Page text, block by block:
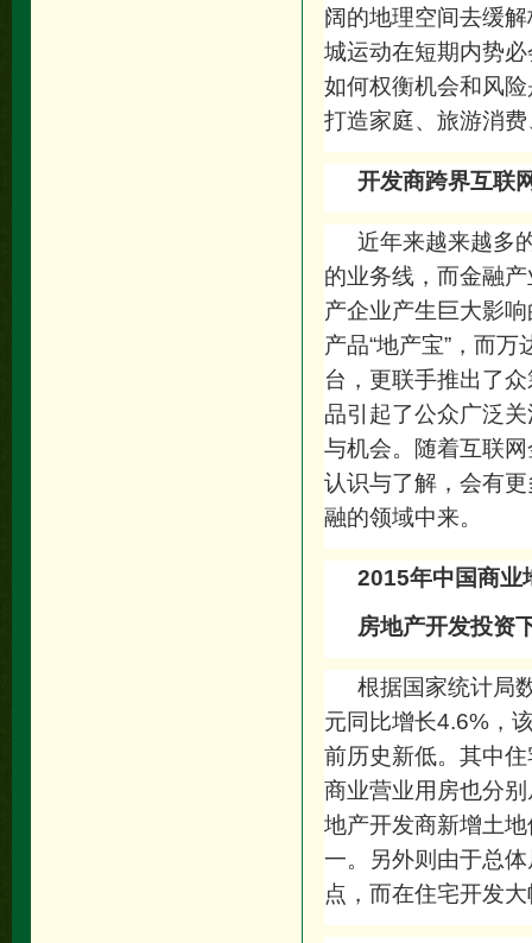
阔的地理空间去缓
城运动在短期内势
如何权衡机会和风
打造家庭、旅游消
开发商跨界互联
近年来越来越多
的业务线，而金融
产企业产生巨大影
产品“地产宝”，而
台，更联手推出了
品引起了公众广泛
与机会。随着互联
认识与了解，会有
融的领域中来。
2015年中国商业
房地产开发投资
根据国家统计局
元同比增长4.6%，
前历史新低。其中
商业营业用房也分
地产开发商新增土
一。另外则由于总
点，而在住宅开发